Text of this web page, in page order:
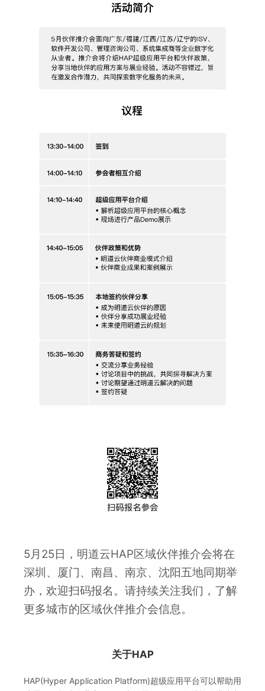
5月25日，明道云HAP区域伙伴推介会将在
深圳、厦门、南昌、南京、沈阳五地同期举
办，欢迎扫码报名。请持续关注我们，了解
更多城市的区域伙伴推介会信息。
关于HAP
HAP(Hyper Application Platform)超级应用平台可以帮助用